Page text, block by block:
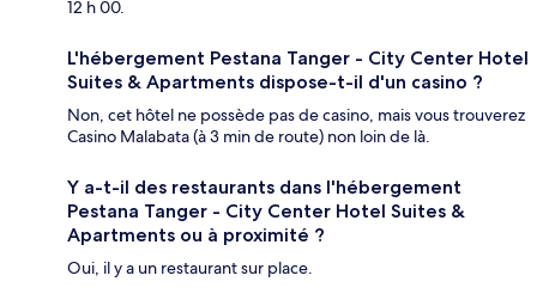
12 h 00.
L'hébergement Pestana Tanger - City Center Hotel
Suites & Apartments dispose-t-il d'un casino ?
Non, cet hôtel ne possède pas de casino, mais vous trouverez
Casino Malabata (à 3 min de route) non loin de là.
Y a-t-il des restaurants dans l'hébergement
Pestana Tanger - City Center Hotel Suites &
Apartments ou à proximité ?
Oui, il y a un restaurant sur place.